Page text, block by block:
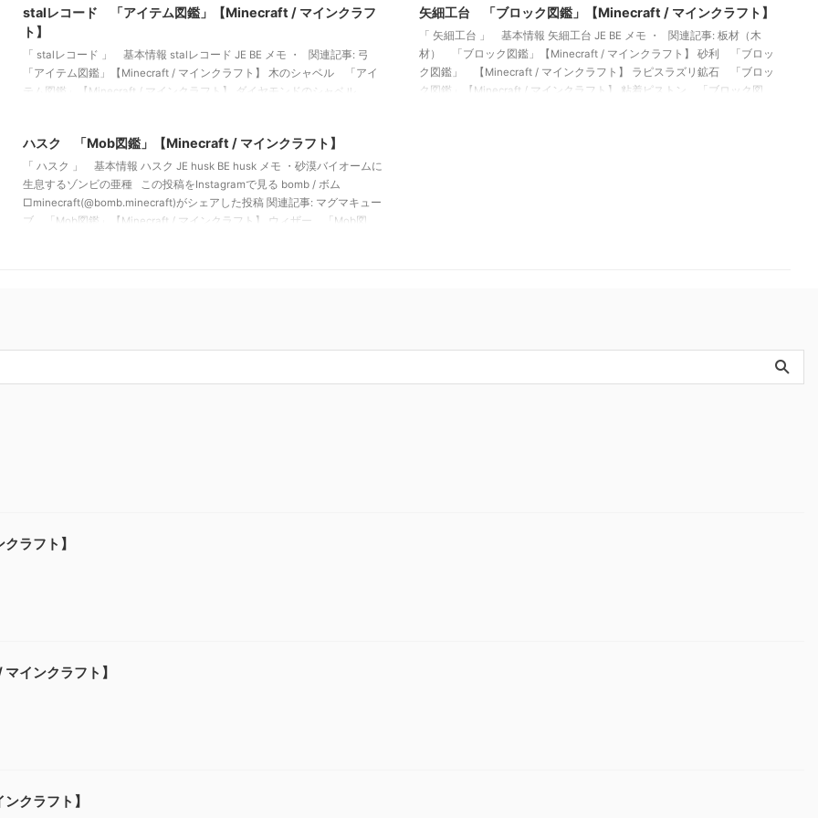
stalレコード 「アイテム図鑑」【Minecraft / マインクラフ
ト】
「 stalレコード 」 基本情報 stalレコード JE BE メモ ・ 関連記事: 弓
「アイテム図鑑」【Minecraft / マインクラフト】 木のシャベル 「アイ
テム図鑑」【Minecraft / マインクラフト】 ダイヤモンドのシャベル
矢細工台 「ブロック図鑑」【Minecraft / マインクラフト】
「 矢細工台 」 基本情報 矢細工台 JE BE メモ ・ 関連記事: 板材（木
材） 「ブロック図鑑」【Minecraft / マインクラフト】 砂利 「ブロッ
ク図鑑」 【Minecraft / マインクラフト】 ラピスラズリ鉱石 「ブロッ
ク図鑑」【Minecraft / マインクラフト】 粘着ピストン 「ブロック図
ハスク 「Mob図鑑」【Minecraft / マインクラフト】
「 ハスク 」 基本情報 ハスク JE husk BE husk メモ ・砂漠バイオームに
生息するゾンビの亜種 この投稿をInstagramで見る bomb / ボム
□minecraft(@bomb.minecraft)がシェアした投稿 関連記事: マグマキュー
ブ 「Mob図鑑」【Minecraft / マインクラフト】 ウィザー 「Mob図
ラフト】
インクラフト】
クラフト】